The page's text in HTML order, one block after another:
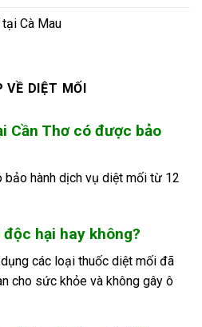
Cà Mau
VỀ DIỆT MỐI
Cần Thơ có được bảo
bảo hành dịch vụ diệt mối từ 12
hại hay không?
các loại thuốc diệt mối đã
cho sức khỏe và không gây ô